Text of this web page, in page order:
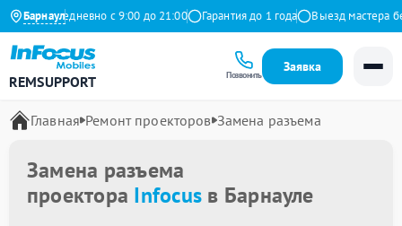
Барнаул
Ежедневно с 9:00 до 21:00 Гарантия до 1 года Выезд мастера
REMSUPPORT Позвонить
Заявка
Главная Ремонт проекторов Замена разъема
Замена разъема
проектора Infocus в Барнауле